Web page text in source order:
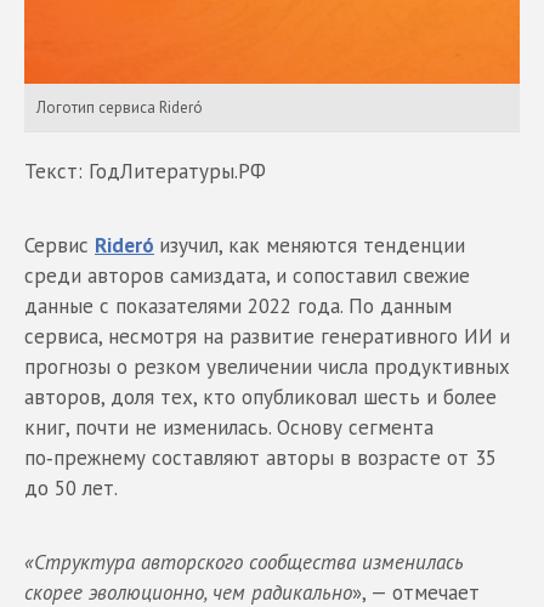
Логотип сервиса Rideró
Текст: ГодЛитературы.РФ
Сервис Rideró изучил, как меняются тенденции
среди авторов самиздата, и сопоставил свежие
данные с показателями 2022 года. По данным
сервиса, несмотря на развитие генеративного ИИ и
прогнозы о резком увеличении числа продуктивных
авторов, доля тех, кто опубликовал шесть и более
книг, почти не изменилась. Основу сегмента
по‑прежнему составляют авторы в возрасте от 35
до 50 лет.
«Структура авторского сообщества изменилась
скорее эволюционно, чем радикально», — отмечает